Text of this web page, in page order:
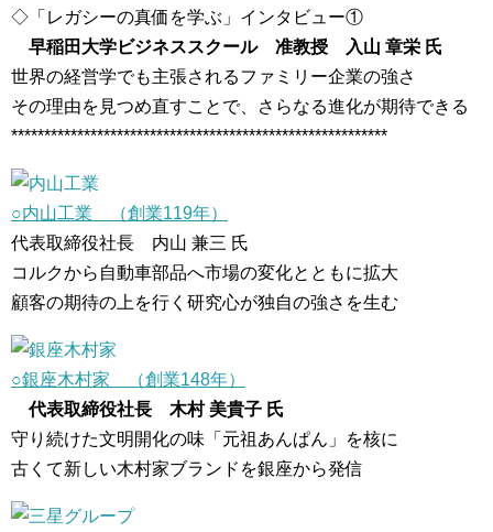
◇「レガシーの真価を学ぶ」インタビュー①
早稲田大学ビジネススクール 准教授 入山 章栄 氏
世界の経営学でも主張されるファミリー企業の強さ
その理由を見つめ直すことで、さらなる進化が期待できる
*********************************************************
○内山工業 （創業119年）
代表取締役社長 内山 兼三 氏
コルクから自動車部品へ市場の変化とともに拡大
顧客の期待の上を行く研究心が独自の強さを生む
○銀座木村家 （創業148年）
代表取締役社長 木村 美貴子 氏
守り続けた文明開化の味「元祖あんぱん」を核に
古くて新しい木村家ブランドを銀座から発信